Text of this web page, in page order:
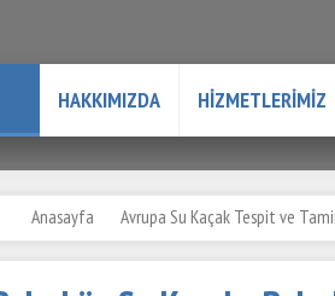
HAKKIMIZDA HIZMETLERIMIZ
Anasayfa Avrupa Su Kaçak Tespit ve